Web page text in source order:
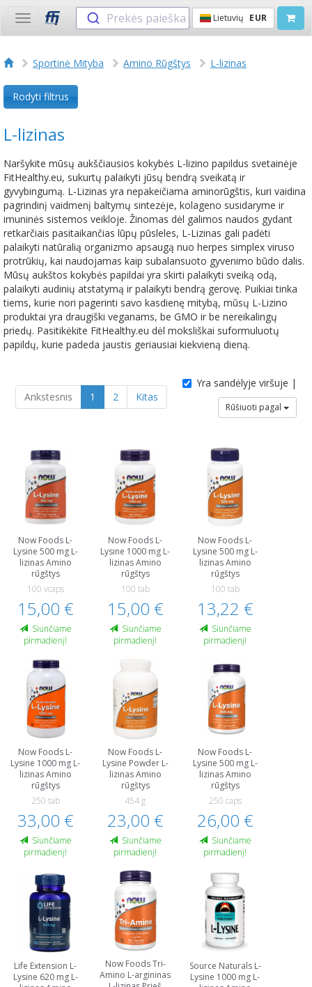
Toggle
navigation
Prekės paieška Lietuvių EUR
Sportinė Mityba Amino Rūgštys L-lizinas
Rodyti filtrus
L-lizinas
Naršykite mūsų aukščiausios kokybės L-lizino papildus svetainėje
FitHealthy.eu, sukurtų palaikyti jūsų bendrą sveikatą ir
gyvybingumą. L-Lizinas yra nepakeičiama aminorūgštis, kuri vaidina
pagrindinį vaidmenį baltymų sintezėje, kolageno susidaryme ir
imuninės sistemos veikloje. Žinomas dėl galimos naudos gydant
retkarčiais pasitaikančias lūpų pūsleles, L-Lizinas gali padėti
palaikyti natūralią organizmo apsaugą nuo herpes simplex viruso
protrūkių, kai naudojamas kaip subalansuoto gyvenimo būdo dalis.
Mūsų aukštos kokybės papildai yra skirti palaikyti sveiką odą,
palaikyti audinių atstatymą ir palaikyti bendrą gerovę. Puikiai tinka
tiems, kurie nori pagerinti savo kasdienę mitybą, mūsų L-Lizino
produktai yra draugiški veganams, be GMO ir be nereikalingų
priedų. Pasitikėkite FitHealthy.eu dėl moksliškai suformuluotų
papildų, kurie padeda jaustis geriausiai kiekvieną dieną.
Ankstesnis 1 2 Kitas
Yra sandėlyje viršuje |
Rūšiuoti pagal
Now Foods L-
Lysine 500 mg L-
lizinas Amino
rūgštys
100 vcaps
15,00 €
Siunčiame
pirmadienį!
Now Foods L-
Lysine 1000 mg L-
lizinas Amino
rūgštys
100 tab
15,00 €
Siunčiame
pirmadienį!
Now Foods L-
Lysine 500 mg L-
lizinas Amino
rūgštys
100 tab
13,22 €
Siunčiame
pirmadienį!
Now Foods L-
Lysine 1000 mg L-
lizinas Amino
rūgštys
250 tab
33,00 €
Siunčiame
pirmadienį!
Now Foods L-
Lysine Powder L-
lizinas Amino
rūgštys
454 g
23,00 €
Siunčiame
pirmadienį!
Now Foods L-
Lysine 500 mg L-
lizinas Amino
rūgštys
250 caps
26,00 €
Siunčiame
pirmadienį!
Life Extension L-
Lysine 620 mg L-
Now Foods Tri-
Amino L-argininas
Source Naturals L-
Lysine 1000 mg L-